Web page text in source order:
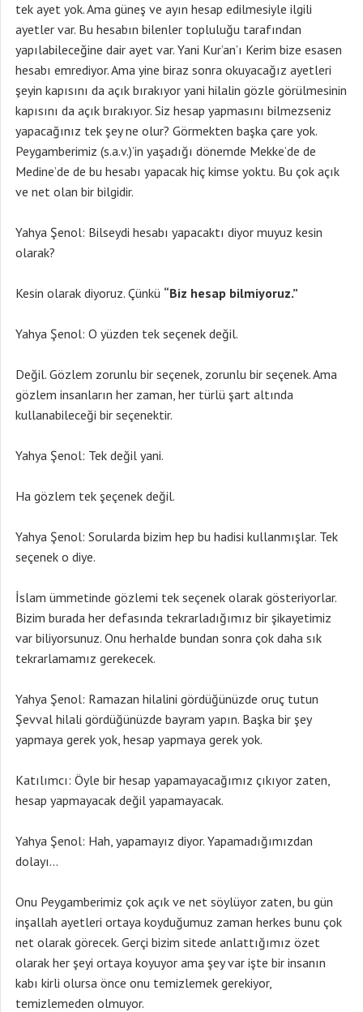
tek ayet yok. Ama güneş ve ayın hesap edilmesiyle ilgili
ayetler var. Bu hesabın bilenler topluluğu tarafından
yapılabileceğine dair ayet var. Yani Kur’an’ı Kerim bize esasen
hesabı emrediyor. Ama yine biraz sonra okuyacağız ayetleri
şeyin kapısını da açık bırakıyor yani hilalin gözle görülmesinin
kapısını da açık bırakıyor. Siz hesap yapmasını bilmezseniz
yapacağınız tek şey ne olur? Görmekten başka çare yok.
Peygamberimiz (s.a.v.)’in yaşadığı dönemde Mekke’de de
Medine’de de bu hesabı yapacak hiç kimse yoktu. Bu çok açık
ve net olan bir bilgidir.
Yahya Şenol: Bilseydi hesabı yapacaktı diyor muyuz kesin
olarak?
Kesin olarak diyoruz. Çünkü “Biz hesap bilmiyoruz.”
Yahya Şenol: O yüzden tek seçenek değil.
Değil. Gözlem zorunlu bir seçenek, zorunlu bir seçenek. Ama
gözlem insanların her zaman, her türlü şart altında
kullanabileceği bir seçenektir.
Yahya Şenol: Tek değil yani.
Ha gözlem tek şeçenek değil.
Yahya Şenol: Sorularda bizim hep bu hadisi kullanmışlar. Tek
seçenek o diye.
İslam ümmetinde gözlemi tek seçenek olarak gösteriyorlar.
Bizim burada her defasında tekrarladığımız bir şikayetimiz
var biliyorsunuz. Onu herhalde bundan sonra çok daha sık
tekrarlamamız gerekecek.
Yahya Şenol: Ramazan hilalini gördüğünüzde oruç tutun
Şevval hilali gördüğünüzde bayram yapın. Başka bir şey
yapmaya gerek yok, hesap yapmaya gerek yok.
Katılımcı: Öyle bir hesap yapamayacağımız çıkıyor zaten,
hesap yapmayacak değil yapamayacak.
Yahya Şenol: Hah, yapamayız diyor. Yapamadığımızdan
dolayı…
Onu Peygamberimiz çok açık ve net söylüyor zaten, bu gün
inşallah ayetleri ortaya koyduğumuz zaman herkes bunu çok
net olarak görecek. Gerçi bizim sitede anlattığımız özet
olarak her şeyi ortaya koyuyor ama şey var işte bir insanın
kabı kirli olursa önce onu temizlemek gerekiyor,
temizlemeden olmuyor.